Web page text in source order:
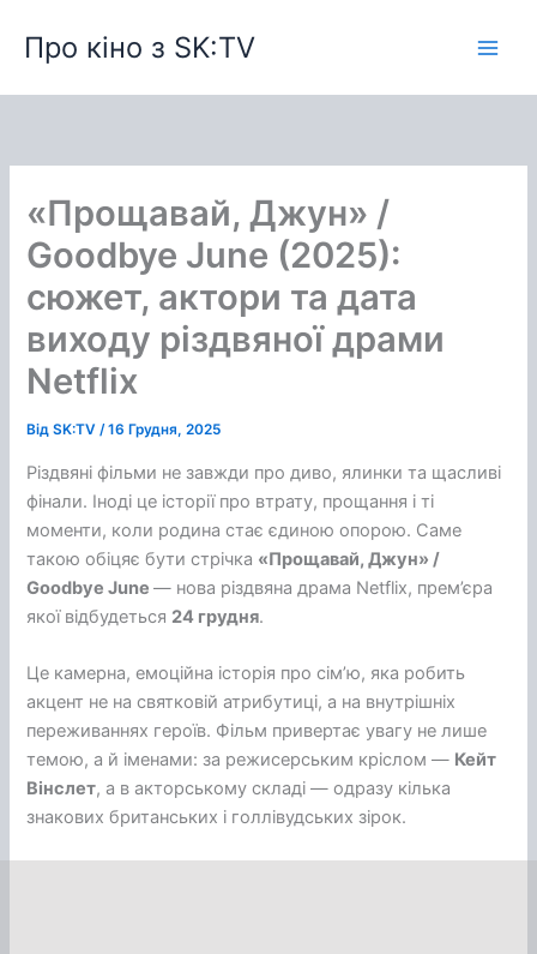
вмісту
Про кіно з SK:TV
«Прощавай, Джун» /
Goodbye June (2025):
сюжет, актори та дата
виходу різдвяної драми
Netflix
ВідSK:TV/16 Грудня, 2025
Різдвяні фільми не завжди про диво, ялинки та щасливі
фінали. Іноді це історії про втрату, прощання і ті
моменти, коли родина стає єдиною опорою. Саме
такою обіцяє бути стрічка «Прощавай, Джун» /
Goodbye June— нова різдвяна драма Netflix, прем’єра
якої відбудеться 24 грудня.
Це камерна, емоційна історія про сім’ю, яка робить
акцент не на святковій атрибутиці, а на внутрішніх
переживаннях героїв. Фільм привертає увагу не лише
темою, а й іменами: за режисерським кріслом — Кейт
Вінслет, а в акторському складі — одразу кілька
знакових британських і голлівудських зірок.